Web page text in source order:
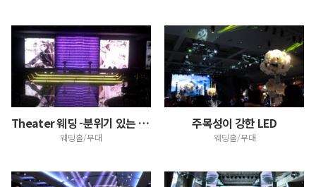
Theater 웨딩 -분위기 있는 예식
웨딩홀/무대
주목성이 강한 LED
웨딩홀/무대